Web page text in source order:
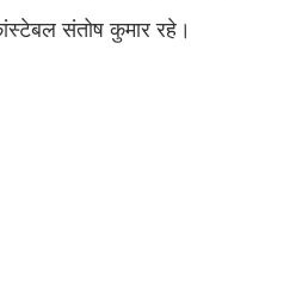
संतोष कुमार रहे।